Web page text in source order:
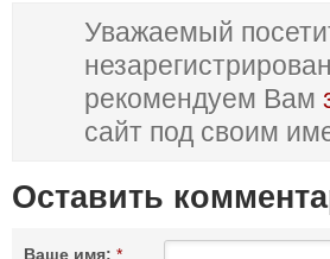
Уважаемый
рекомендуем Вам
сайт под своим
Оставить
Ваше имя: *